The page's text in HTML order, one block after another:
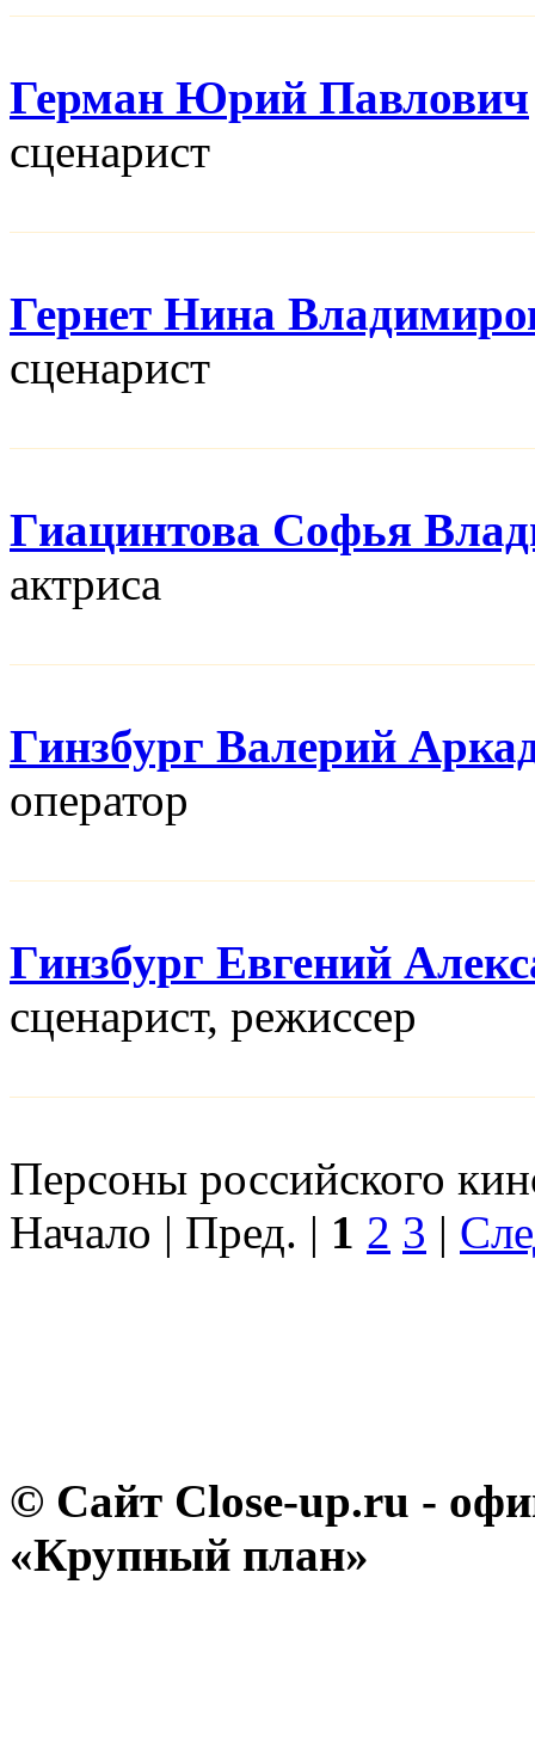
Герман Юрий Павлович
сценарист
Гернет Нина
сценарист
Гиацинтова Софья
актриса
Гинзбург Валерий
оператор
Гинзбург Евгений
сценарист, режисcер
Персоны российского
Начало | Пред. | 1 2 3 |
© Сайт Close-up.ru -
«Крупный план»